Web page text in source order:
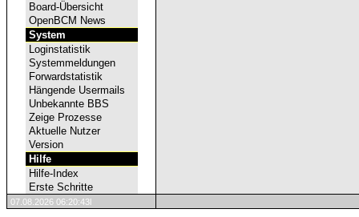
Board-Übersicht
OpenBCM News
System
Loginstatistik
Systemmeldungen
Forwardstatistik
Hängende Usermails
Unbekannte BBS
Zeige Prozesse
Aktuelle Nutzer
Version
Hilfe
Hilfe-Index
Erste Schritte
07.08.2026 06:20:43l